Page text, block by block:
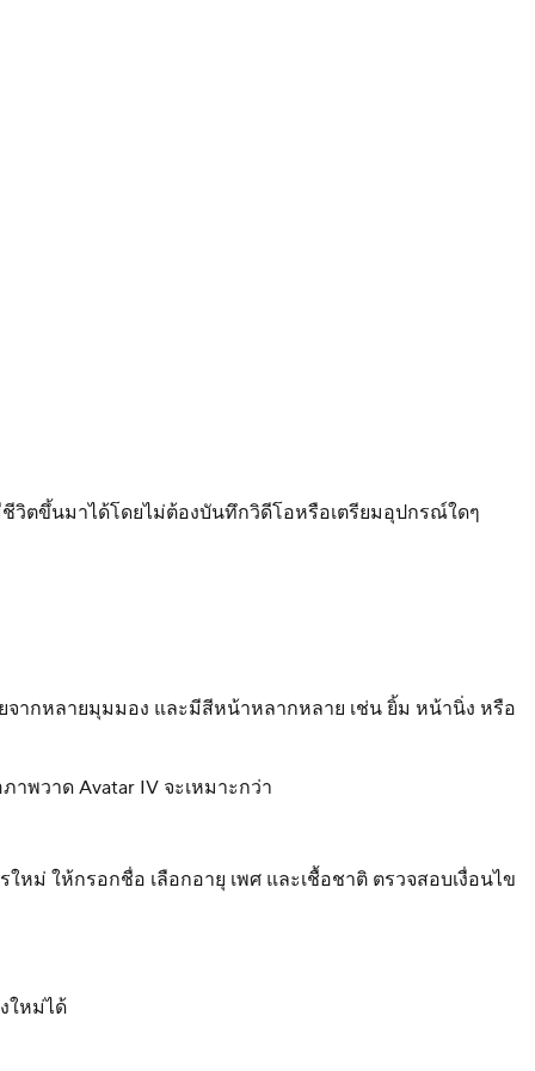
วิตขึ้นมาได้โดยไม่ต้องบันทึกวิดีโอหรือเตรียมอุปกรณ์ใดๆ
ากหลายมุมมอง และมีสีหน้าหลากหลาย เช่น ยิ้ม หน้านิ่ง หรือ
พวาด Avatar IV จะเหมาะกว่า
ม่ ให้กรอกชื่อ เลือกอายุ เพศ และเชื้อชาติ ตรวจสอบเงื่อนไข
ใหม่ได้